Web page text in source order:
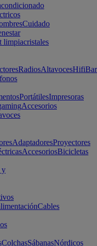
Cuidado
limpiacristales
RadiosAltavocesHifi
PortátilesImpresoras
Accesorios
AdaptadoresProyectores
AccesoriosBicicletas
y
Cables
ColchasSábanasNórdicos